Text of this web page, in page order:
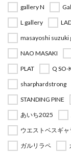
gallery N
L gallery
masayoshi suzuki
NAO MASAKI
PLAT
Q SO-
sharphardstrong
STANDING PINE
あいち2025
ウエストベスギ
ガルリラペ